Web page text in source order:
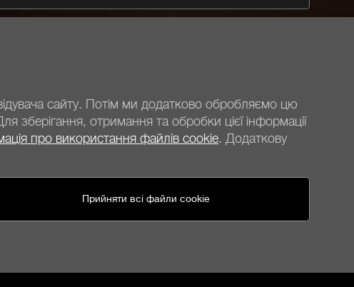
сайту. Потім ми додатково обробляємо цю
отримання та обробки цієї інформації
про використання файлів cookie. Додаткову
Прийняти всі файли cookie
be quiet!соціальні мережі